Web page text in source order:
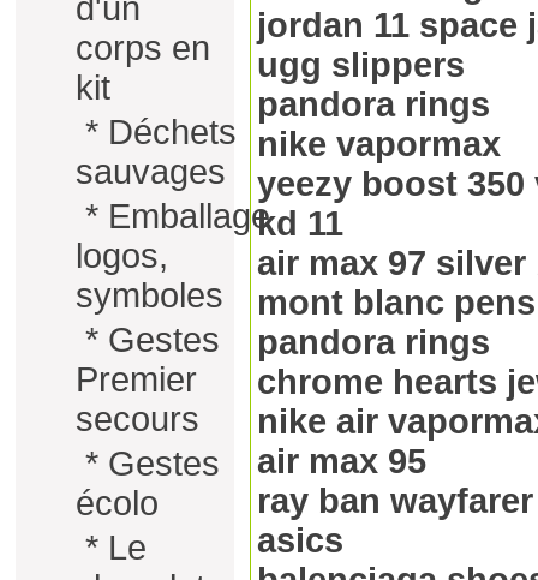
d'un
corps en
kit
* Déchets
sauvages
* Emballage
logos,
symboles
* Gestes
Premier
secours
* Gestes
écolo
* Le
jordan 11 space
ugg slippers
pandora rings
nike vapormax
yeezy boost 350
kd 11
air max 97
mont blanc pens
pandora rings
chrome hearts
nike air
air max 95
ray ban wayfarer
asics